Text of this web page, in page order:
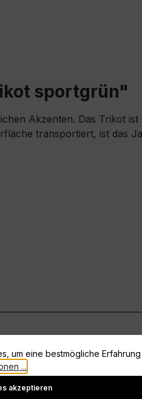
sportgrün"
Akzenten. Das Trikot
transportiert, ist das
um eine bestmögliche Erfahrung
...
akzeptieren